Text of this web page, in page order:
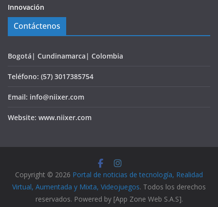
Innovación
Contáctenos
Bogotá| Cundinamarca| Colombia
Teléfono: (57) 3017385754
Email: info@niixer.com
Website: www.niixer.com
Copyright © 2026 Portal de noticias de tecnología, Realidad
Virtual, Aumentada y Mixta, Videojuegos. Todos los derechos
reservados. Powered by [App Zone Web S.A.S].